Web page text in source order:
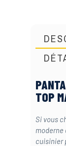
TOP
Si vous
moderne
cuisinier